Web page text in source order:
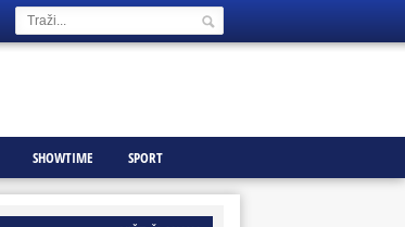
SHOWTIME SPORT